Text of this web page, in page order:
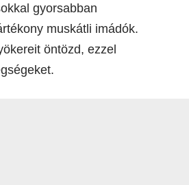
gyorsabban
muskátli imádók.
öntözd, ezzel